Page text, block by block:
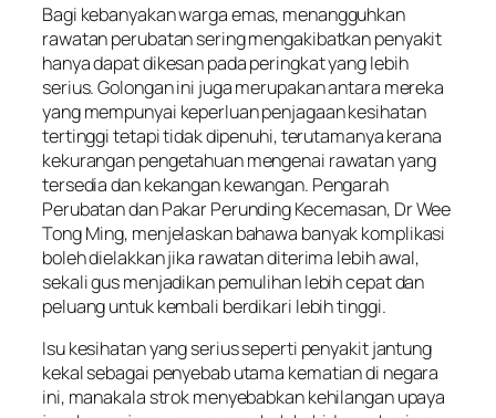
Bagi kebanyakan warga emas, menangguhkan
rawatan perubatan sering mengakibatkan penyakit
hanya dapat dikesan pada peringkat yang lebih
serius. Golongan ini juga merupakan antara mereka
yang mempunyai keperluan penjagaan kesihatan
tertinggi tetapi tidak dipenuhi, terutamanya kerana
kekurangan pengetahuan mengenai rawatan yang
tersedia dan kekangan kewangan. Pengarah
Perubatan dan Pakar Perunding Kecemasan, Dr Wee
Tong Ming, menjelaskan bahawa banyak komplikasi
boleh dielakkan jika rawatan diterima lebih awal,
sekali gus menjadikan pemulihan lebih cepat dan
peluang untuk kembali berdikari lebih tinggi.
Isu kesihatan yang serius seperti penyakit jantung
kekal sebagai penyebab utama kematian di negara
ini, manakala strok menyebabkan kehilangan upaya